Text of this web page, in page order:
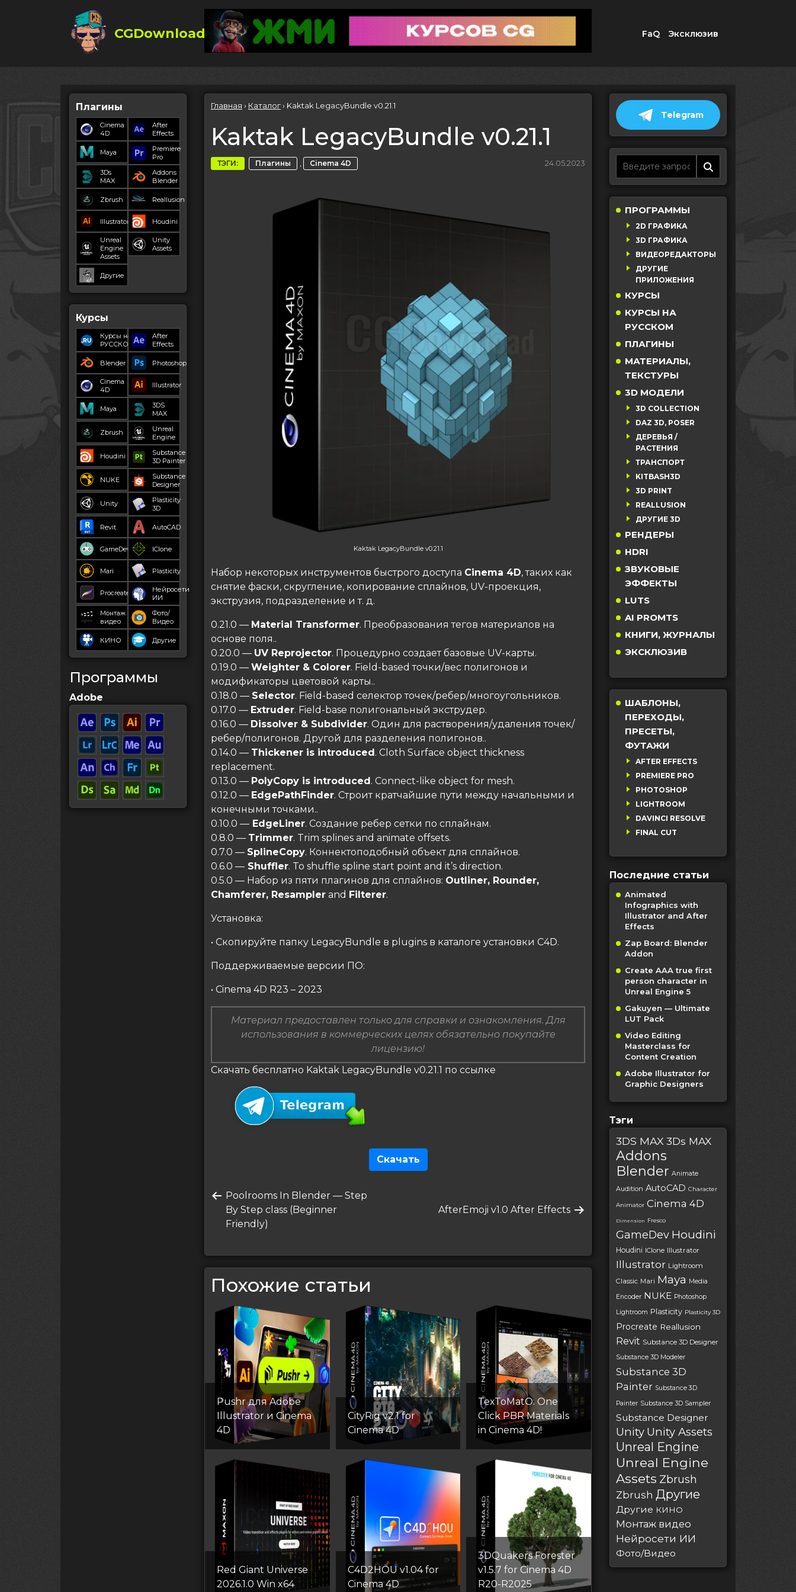
CGDownload FaQ Эксклюзив
Плагины
Cinema
4D
After
Effects
Maya
Premiere
Pro
3Ds
MAX
Addons
Blender
Zbrush Reallusion
Illustrator Houdini
Unreal
Engine
Assets
Unity
Assets
Другие
Курсы
Курсы на
РУССКОМ
After
Effects
Blender Photoshop
Cinema
4D
Illustrator
Maya
3DS
MAX
Zbrush
Unreal
Engine
Houdini
Substance
3D Painter
NUKE
Substance
Designer
Unity
Plasticity
3D
Revit AutoCAD
GameDev IClone
Mari Plasticity
Procreate
Нейросети
ИИ
Монтаж
видео
Фото/
Видео
КИНО Другие
Программы
Adobe
Главная › Каталог› Kaktak LegacyBundle v0.21.1
Kaktak LegacyBundle v0.21.1
ТЭГИ: Плагины , Cinema 4D 24.05.2023
Kaktak LegacyBundle v0.21.1
Набор некоторых инструментов быстрого доступа Cinema 4D, таких как
снятие фаски, скругление, копирование сплайнов, UV-проекция,
экструзия, подразделение и т. д.
0.21.0 — Material Transformer. Преобразования тегов материалов на
основе поля..
0.20.0 — UV Reprojector. Процедурно создает базовые UV-карты.
0.19.0 — Weighter & Colorer. Field-based точки/вес полигонов и
модификаторы цветовой карты..
0.18.0 — Selector. Field-based селектор точек/ребер/многоугольников.
0.17.0 — Extruder. Field-base полигональный экструдер.
0.16.0 — Dissolver & Subdivider. Один для растворения/удаления точек/
ребер/полигонов. Другой для разделения полигонов..
0.14.0 — Thickener is introduced . Cloth Surface object thickness
replacement.
0.13.0 — PolyCopy is introduced . Connect-like object for mesh.
0.12.0 — EdgePathFinder. Строит кратчайшие пути между начальными и
конечными точками..
0.10.0 — EdgeLiner. Создание ребер сетки по сплайнам.
0.8.0 — Trimmer. Trim splines and animate offsets.
0.7.0 — SplineCopy. Коннектоподобный объект для сплайнов.
0.6.0 — Shuffler. To shuffle spline start point and it’s direction.
0.5.0 — Набор из пяти плагинов для сплайнов: Outliner, Rounder,
Chamferer, Resampler and Filterer.
Установка:
• Скопируйте папку LegacyBundle в plugins в каталоге установки C4D.
Поддерживаемые версии ПО:
• Cinema 4D R23 – 2023
Материал предоставлен только для справки и ознакомления. Для
использования в коммерческих целях обязательно покупайте
лицензию!
Скачать бесплатно Kaktak LegacyBundle v0.21.1 по ссылке
Скачать
по
записям
Предыдущая
запись
Poolrooms In Blender — Step
By Step class (Beginner
Friendly)
Следующая
AfterEmoji v1.0 After Effects
Похожие статьи
Pushr для Adobe
Illustrator и Cinema
4D
CityRig v2.1 for
Cinema 4D
TexToMatO: One
Click PBR Materials
in Cinema 4D!
Red Giant Universe
2026.1.0 Win x64
C4D2HOU v1.04 for
Cinema 4D
3DQuakers Forester
v1.5.7 for Cinema 4D
R20-R2025
Telegram
ПРОГРАММЫ
2D ГРАФИКА
3D ГРАФИКА
ВИДЕОРЕДАКТОРЫ
ДРУГИЕ
ПРИЛОЖЕНИЯ
КУРСЫ
КУРСЫ НА
РУССКОМ
ПЛАГИНЫ
МАТЕРИАЛЫ,
ТЕКСТУРЫ
3D МОДЕЛИ
3D COLLECTION
DAZ 3D, POSER
ДЕРЕВЬЯ /
РАСТЕНИЯ
ТРАНСПОРТ
KITBASH3D
3D PRINT
REALLUSION
ДРУГИЕ 3D
РЕНДЕРЫ
HDRI
ЗВУКОВЫЕ
ЭФФЕКТЫ
LUTS
AI PROMTS
КНИГИ, ЖУРНАЛЫ
ЭКСКЛЮЗИВ
ШАБЛОНЫ,
ПЕРЕХОДЫ,
ПРЕСЕТЫ,
ФУТАЖИ
AFTER EFFECTS
PREMIERE PRO
PHOTOSHOP
LIGHTROOM
DAVINCI RESOLVE
FINAL CUT
Последние статьи
Animated
Infographics with
Illustrator and After
Effects
Zap Board: Blender
Addon
Create AAA true first
person character in
Unreal Engine 5
Gakuyen — Ultimate
LUT Pack
Video Editing
Masterclass for
Content Creation
Adobe Illustrator for
Graphic Designers
Тэги
3DS MAX 3Ds MAX
Addons
Blender Animate
Audition AutoCAD Character
Animator Cinema 4D
Dimension Fresco
GameDev Houdini
Houdini IClone Illustrator
Illustrator Lightroom
Classic Mari Maya
Media
Encoder NUKE Photoshop
Lightroom Plasticity Plasticity 3D
Procreate Reallusion
Revit Substance 3D Designer
Substance 3D Modeler
Substance 3D
Painter Substance 3D
Painter Substance 3D Sampler
Substance Designer
Unity Unity Assets
Unreal Engine
Unreal Engine
Assets Zbrush
Zbrush Другие
Другие КИНО
Монтаж видео
Нейросети ИИ
Фото/Видео